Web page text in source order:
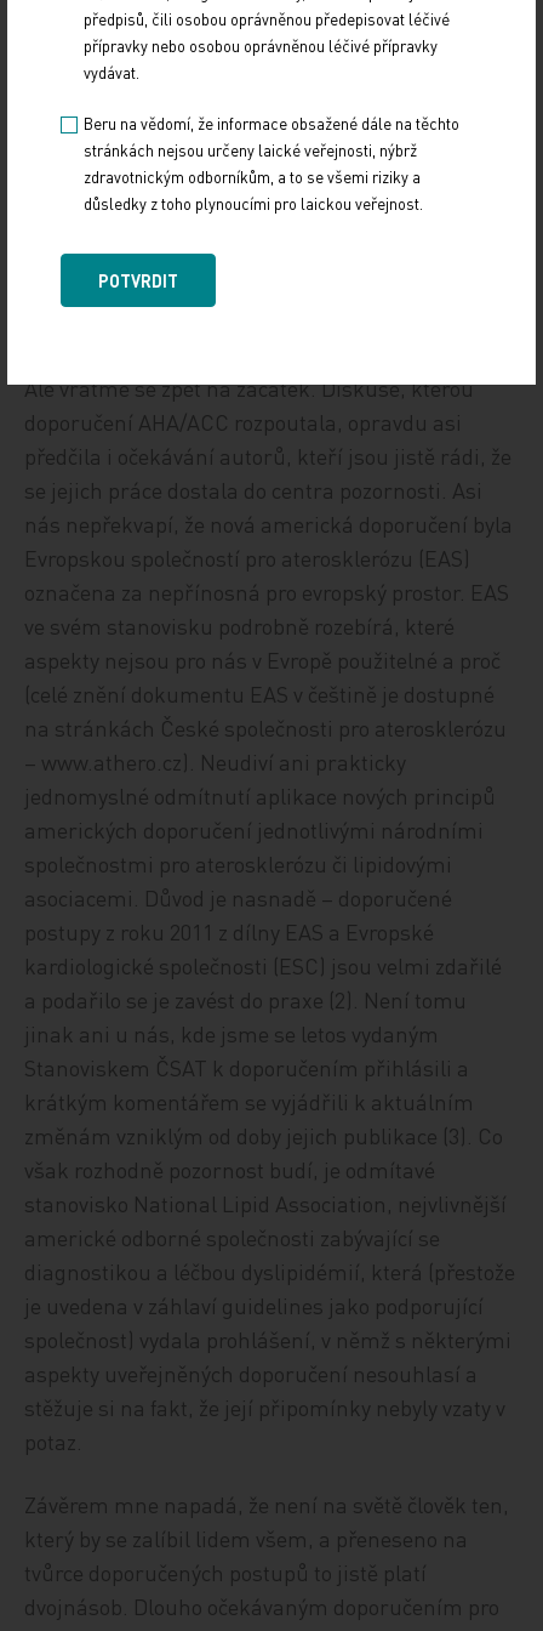
výzkumu i do budoucnosti. Shledáme, že zřejmě
došlo k zásadní obměně autorského kolektivu,
protože z minulých autorů se na tvorbě aktuálních
doporučení podíleli pouze dva členové panelu
expertů NCEP (1). Možná i to je jeden z faktorů
formujících zcela nový tón nedávno publikovaných
Odmítavý postoj Evropy k americkým
Ale vraťme se zpět na začátek. Diskuse, kterou
doporučení AHA/ACC rozpoutala, opravdu asi
předčila i očekávání autorů, kteří jsou jistě rádi, že
se jejich práce dostala do centra pozornosti. Asi
nás nepřekvapí, že nová americká doporučení byla
Evropskou společností pro aterosklerózu (EAS)
označena za nepřínosná pro evropský prostor. EAS
ve svém stanovisku podrobně rozebírá, které
aspekty nejsou pro nás v Evropě použitelné a proč
(celé znění dokumentu EAS v češtině je dostupné
na stránkách České společnosti pro aterosklerózu
– www.athero.cz). Neudiví ani prakticky
jednomyslné odmítnutí aplikace nových principů
amerických doporučení jednotlivými národními
společnostmi pro aterosklerózu či lipidovými
asociacemi. Důvod je nasnadě – doporučené
postupy z roku 2011 z dílny EAS a Evropské
kardiologické společnosti (ESC) jsou velmi zdařilé
a podařilo se je zavést do praxe (2). Není tomu
jinak ani u nás, kde jsme se letos vydaným
Stanoviskem ČSAT k doporučením přihlásili a
krátkým komentářem se vyjádřili k aktuálním
změnám vzniklým od doby jejich publikace (3). Co
však rozhodně pozornost budí, je odmítavé
stanovisko National Lipid Association, nejvlivnější
americké odborné společnosti zabývající se
diagnostikou a léčbou dyslipidémií, která (přestože
je uvedena v záhlaví guidelines jako podporující
společnost) vydala prohlášení, v němž s některými
aspekty uveřejněných doporučení nesouhlasí a
stěžuje si na fakt, že její připomínky nebyly vzaty v
potaz.
Závěrem mne napadá, že není na světě člověk ten,
který by se zalíbil lidem všem, a přeneseno na
tvůrce doporučených postupů to jistě platí
dvojnásob. Dlouho očekávaným doporučením pro
předpisů, čili osobou oprávněnou předepisovat léčivé
přípravky nebo osobou oprávněnou léčivé přípravky
vydávat.
Beru na vědomí, že informace obsažené dále na těchto
stránkách nejsou určeny laické veřejnosti, nýbrž
zdravotnickým odborníkům, a to se všemi riziky a
důsledky z toho plynoucími pro laickou veřejnost.
POTVRDIT